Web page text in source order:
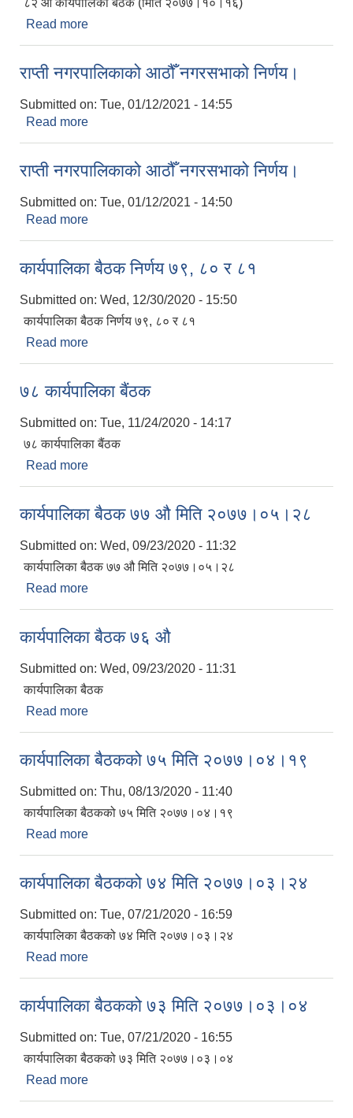
८२ औँ कार्यपालिका बैठक (मिति २०७७।१०।१६)
Read more
राप्ती नगरपालिकाको आठौँ नगरसभाको निर्णय।
Submitted on: Tue, 01/12/2021 - 14:55
Read more
राप्ती नगरपालिकाको आठौँ नगरसभाको निर्णय।
Submitted on: Tue, 01/12/2021 - 14:50
Read more
कार्यपालिका बैठक निर्णय ७९, ८० र ८१
Submitted on: Wed, 12/30/2020 - 15:50
कार्यपालिका बैठक निर्णय ७९, ८० र ८१
Read more
७८ कार्यपालिका बैंठक
Submitted on: Tue, 11/24/2020 - 14:17
७८ कार्यपालिका बैंठक
Read more
कार्यपालिका बैठक ७७ औ मिति २०७७।०५।२८
Submitted on: Wed, 09/23/2020 - 11:32
कार्यपालिका बैठक ७७ औ मिति २०७७।०५।२८
Read more
कार्यपालिका बैठक ७६ औ
Submitted on: Wed, 09/23/2020 - 11:31
कार्यपालिका बैठक
Read more
कार्यपालिका बैठकको ७५ मिति २०७७।०४।१९
Submitted on: Thu, 08/13/2020 - 11:40
कार्यपालिका बैठकको ७५ मिति २०७७।०४।१९
Read more
कार्यपालिका बैठकको ७४ मिति २०७७।०३।२४
Submitted on: Tue, 07/21/2020 - 16:59
कार्यपालिका बैठकको ७४ मिति २०७७।०३।२४
Read more
कार्यपालिका बैठकको ७३ मिति २०७७।०३।०४
Submitted on: Tue, 07/21/2020 - 16:55
कार्यपालिका बैठकको ७३ मिति २०७७।०३।०४
Read more